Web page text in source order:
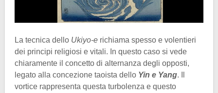
La tecnica dello Ukiyo-e richiama spesso e volentieri
dei principi religiosi e vitali. In questo caso si vede
chiaramente il concetto di alternanza degli opposti,
legato alla concezione taoista dello Yin e Yang. Il
vortice rappresenta questa turbolenza e questo